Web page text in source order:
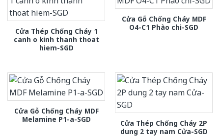
Cửa Thép Chống Cháy 1
canh o kinh thanh thoat
hiem-SGD
Cửa Gỗ Chống Cháy MDF
O4-C1 Phào chi-SGD
Cửa Gỗ Chống Cháy MDF
Melamine P1-a-SGD
Cửa Thép Chống Cháy 2P
dung 2 tay nam Cửa-SGD